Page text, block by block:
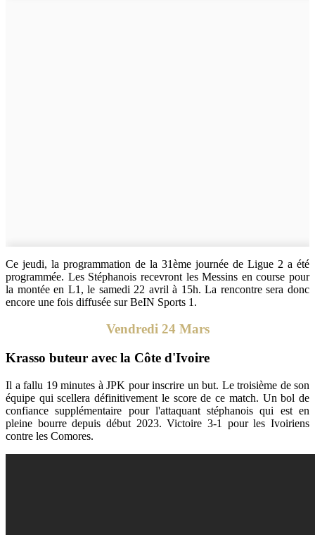
Ce jeudi, la programmation de la 31ème journée de Ligue 2 a été
programmée. Les Stéphanois recevront les Messins en course pour
la montée en L1, le samedi 22 avril à 15h. La rencontre sera donc
encore une fois diffusée sur BeIN Sports 1.
Vendredi 24 Mars
Krasso buteur avec la Côte d'Ivoire
Il a fallu 19 minutes à JPK pour inscrire un but. Le troisième de son
équipe qui scellera définitivement le score de ce match. Un bol de
confiance supplémentaire pour l'attaquant stéphanois qui est en
pleine bourre depuis début 2023. Victoire 3-1 pour les Ivoiriens
contre les Comores.